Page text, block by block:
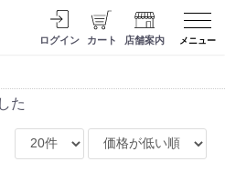
ログイン カート 店舗案内 メニュー
た